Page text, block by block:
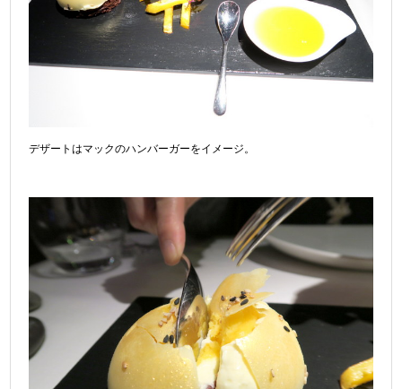
デザートはマックのハンバーガーをイメージ。